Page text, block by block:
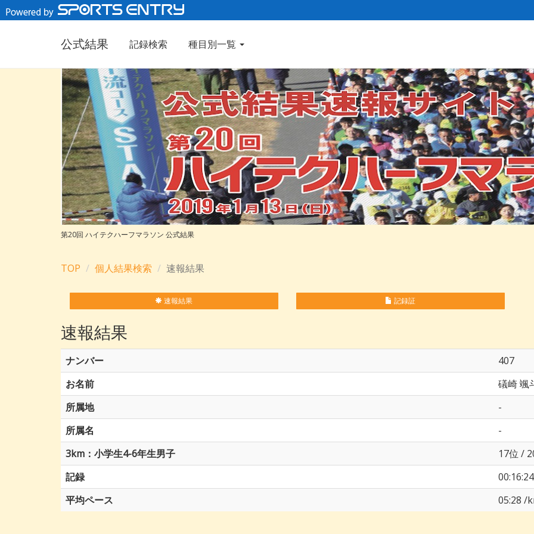
公式結果 記録検索 種目別一覧
第20回 ハイテクハーフマラソン 公式結果
TOP 個人結果検索 速報結果
速報結果 記録証
速報結果
ナンバー
407
お名前
礒崎 颯
所属地
-
所属名
-
3km：小学生4-6年生男子
17位 /
記録
00:16:24
平均ペース
05:28 /